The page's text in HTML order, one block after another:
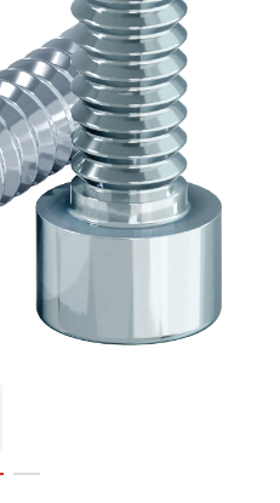
ограждения
мебель
systems
профиль NEW!
профиля